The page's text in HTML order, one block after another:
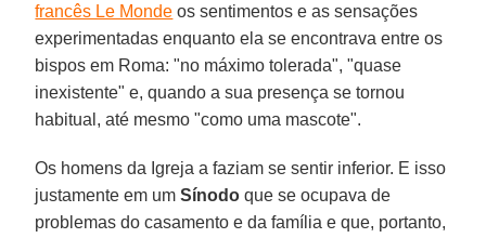
francês Le Monde os sentimentos e as sensações
experimentadas enquanto ela se encontrava entre os
bispos em Roma: "no máximo tolerada", "quase
inexistente" e, quando a sua presença se tornou
habitual, até mesmo "como uma mascote".
Os homens da Igreja a faziam se sentir inferior. E isso
justamente em umSínodo que se ocupava de
problemas do casamento e da família e que, portanto,